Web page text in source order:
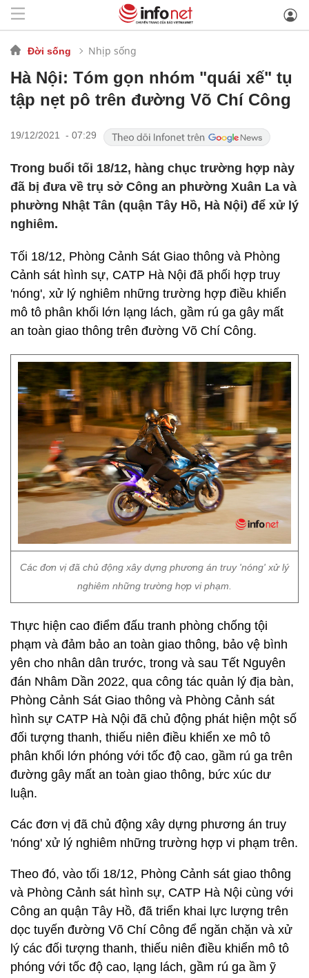
Đời sống Nhịp sống
Hà Nội: Tóm gọn nhóm "quái xế" tụ
tập nẹt pô trên đường Võ Chí Công
19/12/2021 - 07:29
Trong buổi tối 18/12, hàng chục trường hợp này
đã bị đưa về trụ sở Công an phường Xuân La và
phường Nhật Tân (quận Tây Hồ, Hà Nội) để xử lý
nghiêm.
Tối 18/12, Phòng Cảnh Sát Giao thông và Phòng
Cảnh sát hình sự, CATP Hà Nội đã phối hợp truy
'nóng', xử lý nghiêm những trường hợp điều khiển
mô tô phân khối lớn lạng lách, gầm rú ga gây mất
an toàn giao thông trên đường Võ Chí Công.
Các đơn vị đã chủ động xây dựng phương án truy 'nóng' xử lý
nghiêm những trường hợp vi phạm.
Thực hiện cao điểm đấu tranh phòng chống tội
phạm và đảm bảo an toàn giao thông, bảo vệ bình
yên cho nhân dân trước, trong và sau Tết Nguyên
đán Nhâm Dần 2022, qua công tác quản lý địa bàn,
Phòng Cảnh Sát Giao thông và Phòng Cảnh sát
hình sự CATP Hà Nội đã chủ động phát hiện một số
đối tượng thanh, thiếu niên điều khiển xe mô tô
phân khối lớn phóng với tốc độ cao, gầm rú ga trên
đường gây mất an toàn giao thông, bức xúc dư
luận.
Các đơn vị đã chủ động xây dựng phương án truy
'nóng' xử lý nghiêm những trường hợp vi phạm trên.
Theo đó, vào tối 18/12, Phòng Cảnh sát giao thông
và Phòng Cảnh sát hình sự, CATP Hà Nội cùng với
Công an quận Tây Hồ, đã triển khai lực lượng trên
dọc tuyến đường Võ Chí Công để ngăn chặn và xử
lý các đối tượng thanh, thiếu niên điều khiển mô tô
phóng với tốc độ cao, lạng lách, gầm rú ga ầm ỹ